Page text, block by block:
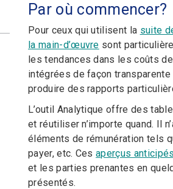
Par où commencer?
Pour ceux qui utilisent la suite
la main-d’œuvre sont
les tendances dans les coûts
intégrées de façon transparente
produire des rapports
L’outil Analytique offre des
et réutiliser n’importe quand. Il
éléments de rémunération tels
payer, etc. Cesaperçus anticipés
et les parties prenantes en
présentés.